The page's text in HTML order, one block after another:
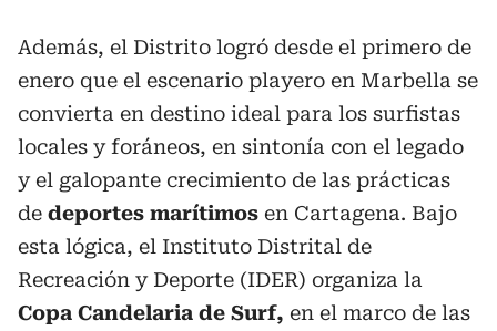
Además, el Distrito logró desde el primero de
enero que el escenario playero en Marbella se
convierta en destino ideal para los surfistas
locales y foráneos, en sintonía con el legado
y el galopante crecimiento de las prácticas
de deportes marítimos en Cartagena. Bajo
esta lógica, el Instituto Distrital de
Recreación y Deporte (IDER) organiza la
Copa Candelaria de Surf, en el marco de las